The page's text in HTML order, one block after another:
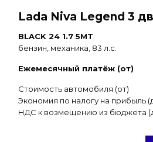
Lada Niva Legend 3
BLACK 24 1.7 5MT
бензин, механика, 83 л.с.
Ежемесячный платёж (от)
Стоимость автомобиля (от)
Экономия по налогу на прибыль
НДС к возмещению из бюджета